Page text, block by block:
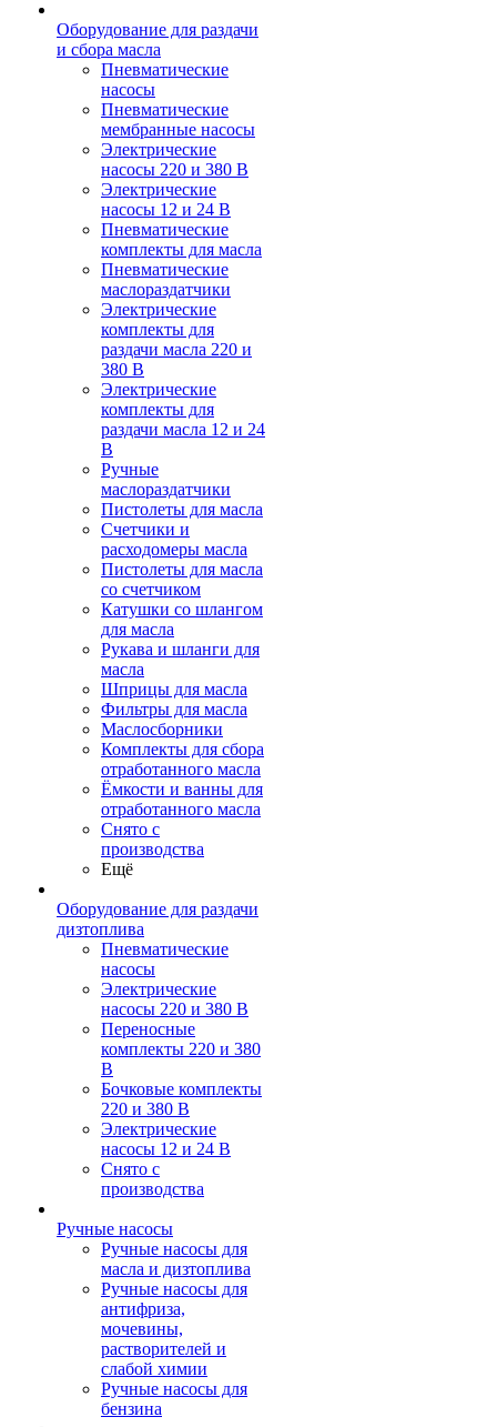
Оборудование для раздачи
и сбора масла
Пневматические
насосы
Пневматические
мембранные насосы
Электрические
насосы 220 и 380 В
Электрические
насосы 12 и 24 В
Пневматические
комплекты для масла
Пневматические
маслораздатчики
Электрические
комплекты для
раздачи масла 220 и
380 В
Электрические
комплекты для
раздачи масла 12 и 24
В
Ручные
маслораздатчики
Пистолеты для масла
Счетчики и
расходомеры масла
Пистолеты для масла
со счетчиком
Катушки со шлангом
для масла
Рукава и шланги для
масла
Шприцы для масла
Фильтры для масла
Маслосборники
Комплекты для сбора
отработанного масла
Ёмкости и ванны для
отработанного масла
Снято с
производства
Ещё
Оборудование для раздачи
дизтоплива
Пневматические
насосы
Электрические
насосы 220 и 380 В
Переносные
комплекты 220 и 380
В
Бочковые комплекты
220 и 380 В
Электрические
насосы 12 и 24 В
Снято с
производства
Ручные насосы
Ручные насосы для
масла и дизтоплива
Ручные насосы для
антифриза,
мочевины,
растворителей и
слабой химии
Ручные насосы для
бензина